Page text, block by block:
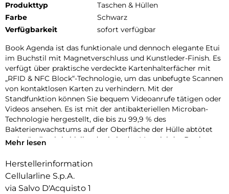
Produkttyp
Taschen & Hüllen
Farbe
Schwarz
Verfügbarkeit
sofort verfügbar
Book Agenda ist das funktionale und dennoch elegante Etui
im Buchstil mit Magnetverschluss und Kunstleder-Finish. Es
verfügt über praktische verdeckte Kartenhalterfächer mit
„RFID & NFC Block“-Technologie, um das unbefugte Scannen
von kontaktlosen Karten zu verhindern. Mit der
Standfunktion können Sie bequem Videoanrufe tätigen oder
Videos ansehen. Es ist mit der antibakteriellen Microban-
Technologie hergestellt, die bis zu 99,9 % des
Bakterienwachstums auf der Oberfläche der Hülle abtötet
und ständig aktiv bleibt, da sie in das Material der Book
Mehr lesen
Herstellerinformation
Cellularline S.p.A.
via Salvo D'Acquisto 1